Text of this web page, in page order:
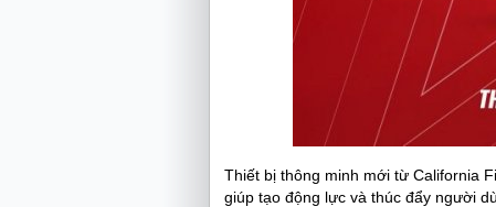
Thiết bị thông minh mới từ California
giúp tạo động lực và thúc đẩy người